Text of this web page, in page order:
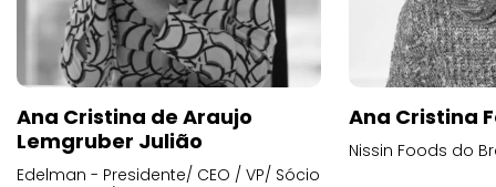
Ana Cristina de Araujo
Lemgruber Julião
Edelman - Presidente/ CEO / VP/ Sócio
Ana Cristina
Nissin Foods do